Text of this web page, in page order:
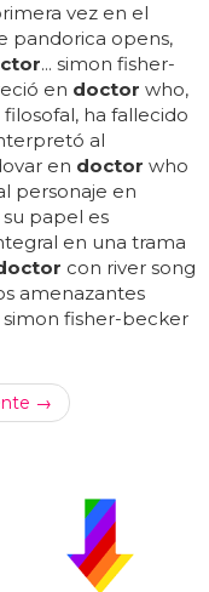
vez en el
pandorica opens,
... simon fisher-
en doctor who,
ha fallecido
al
en doctor who
personaje en
papel es
en una trama
con river song
amenazantes
simon fisher-becker
→